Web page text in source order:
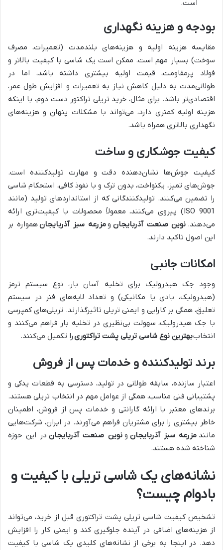
است.
بودجه و هزینه نگهداری
مقایسه هزینه اولیه و هزینه‌های بلندمدت (تعمیرات، مصرف
سوخت) بسیار مهم است. ممکن است یک شاسی با کیفیت بالاتر و
فولاد پرمقاومت، قیمت اولیه بیشتری داشته باشد، اما در
طولانی‌مدت به دلیل کاهش نیاز به تعمیرات و افزایش طول عمر،
اقتصادی‌تر باشد. برای مثال، خرید تریلی تراکتور دست دوم، با اینکه
هزینه اولیه کمتری دارد، می‌تواند با مشکلات پنهان و هزینه‌های
نگهداری بالاتری همراه باشد.
کیفیت جوشکاری و ساخت
کیفیت جوش‌ها نشان‌دهنده دقت و مهارت تولیدکننده است.
جوش‌های تمیز، یکنواخت، بدون ترک و با نفوذ کافی، استحکام شاسی
را تضمین می‌کنند. تولیدکنندگانی که از استانداردهای تولید (مانند
ISO 9001) پیروی می‌کنند، معمولاً محصولات با کیفیت‌تری ارائه
می‌دهند. نوین صنعت آذربایجان ومزرعه سبز آذربایجانهمواره بر
این اصول تاکید دارند.
امکانات جانبی
وجود جک هیدرولیک برای تخلیه آسان بار، نوع سیستم ترمز
(هیدرولیک، بادی یا مکانیکی) و تعداد لایه‌های فنر در سیستم
تعلیق، همگی بر کارایی و ایمنی تریلی تاثیرگذارند. تریلی‌های کمپرسی
با جک هیدرولیک، سهولت بی‌نظیری در تخلیه بار فراهم می‌کنند و
انتخاببهترین نوع شاسی تریلی پشت تراکتوریرا تکمیل می‌کنند.
برند تولیدکننده و خدمات پس از فروش
اعتبار سازنده، سابقه طولانی در تولید، دسترسی به قطعات یدکی و
پشتیبانی فنی مناسب، همگی از عوامل مهم در انتخاب تریلی هستند.
برندهای معتبر با ارائه گارانتی و خدمات پس از فروش، اطمینان
خاطر بیشتری را برای مشتریان فراهم می‌آورند. در ایران، شرکت‌هایی
مانند مزرعه سبز آذربایجان و نوین صنعت آذربایجان در این حوزه
شناخته شده هستند.
نشانه‌های یک شاسی تریلی با کیفیت و
بادوام چیست؟
تشخیص کیفیت شاسی تریلی پشت تراکتوری قبل از خرید، می‌تواند
از هزینه‌های اضافی در آینده جلوگیری کند و ایمنی کار را افزایش
دهد. در اینجا به برخی از نشانه‌های کلیدی یک شاسی با کیفیت